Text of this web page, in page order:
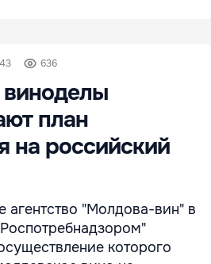
636
план
на российский
"Молдова-вин" в
которого